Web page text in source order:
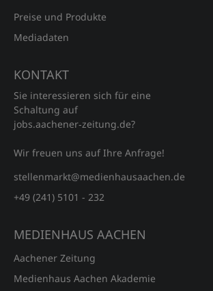
Preise und Produkte
Mediadaten
KONTAKT
Sie interessieren sich für eine
Schaltung auf
jobs.aachener‑zeitung.de?
Wir freuen uns auf Ihre Anfrage!
stellenmarkt@medienhausaachen.de
+49 (241) 5101 - 232
MEDIENHAUS AACHEN
Aachener Zeitung
Medienhaus Aachen Akademie